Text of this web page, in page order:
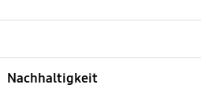
Nachhaltigkeit